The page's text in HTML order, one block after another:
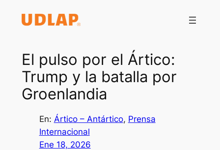
El pulso por el Ártico:
Trump y la batalla por
Groenlandia
En: Ártico – Antártico, Prensa
Internacional
Ene 18, 2026